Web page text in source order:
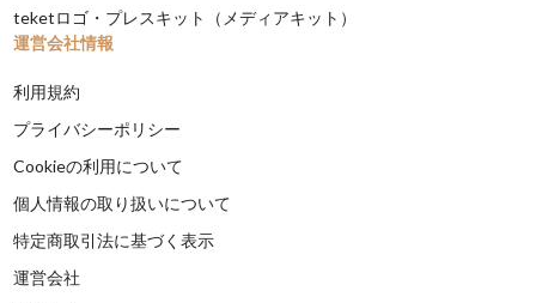
teketロゴ・プレスキット（メディアキット）
運営会社情報
利用規約
プライバシーポリシー
Cookieの利用について
個人情報の取り扱いについて
特定商取引法に基づく表示
運営会社